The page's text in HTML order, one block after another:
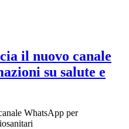
il nuovo canale
su salute e
WhatsApp per